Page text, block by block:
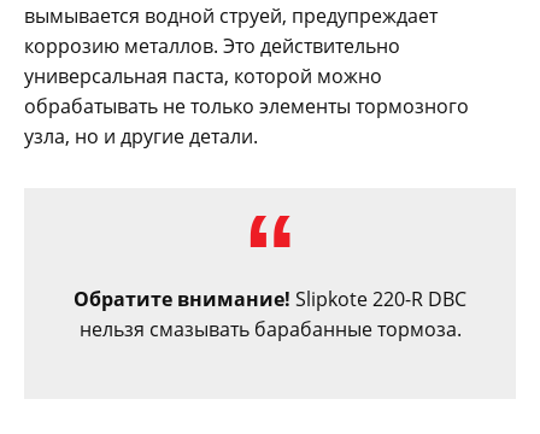
вымывается водной струей, предупреждает
коррозию металлов. Это действительно
универсальная паста, которой можно
обрабатывать не только элементы тормозного
узла, но и другие детали.
Обратите внимание! Slipkote 220-R DBC
нельзя смазывать барабанные тормоза.